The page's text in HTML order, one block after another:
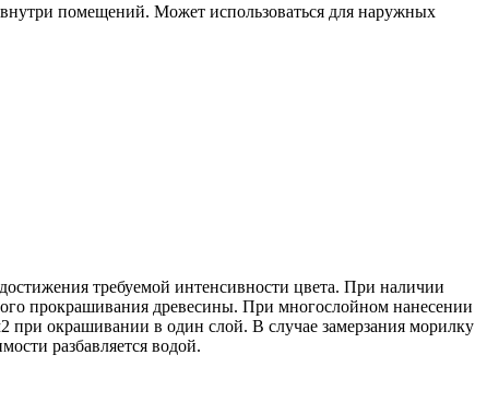
помещений. Может использоваться для наружных
требуемой интенсивности цвета. При наличии
прокрашивания древесины. При многослойном нанесении
окрашивании в один слой. В случае замерзания морилку
разбавляется водой.